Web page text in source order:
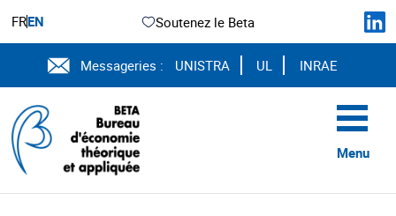
FREN Soutenez le Beta
Messageries : UNISTRA UL INRAE
Menu